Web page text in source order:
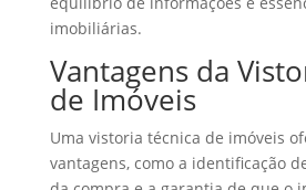
imobiliárias.
Vantagens da
de Imóveis
Uma vistoria técnica de imóveis
vantagens, como a identificação